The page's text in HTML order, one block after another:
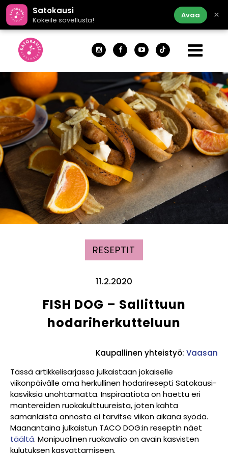
Satokausi
Kokeile sovellusta!
Avaa ×
RESEPTIT
11.2.2020
FISH DOG – Sallittuun
hodariherkutteluun
Kaupallinen yhteistyö: Vaasan
Tässä artikkelisarjassa julkaistaan jokaiselle
viikonpäivälle oma herkullinen hodariresepti Satokausi-
kasviksia unohtamatta. Inspiraatiota on haettu eri
mantereiden ruokakulttuureista, joten kahta
samanlaista annosta ei tarvitse viikon aikana syödä.
Maanantaina julkaistun TACO DOG:in reseptin näet
täältä. Monipuolinen ruokavalio on avain kasvisten
kulutuksen kasvattamiseen.